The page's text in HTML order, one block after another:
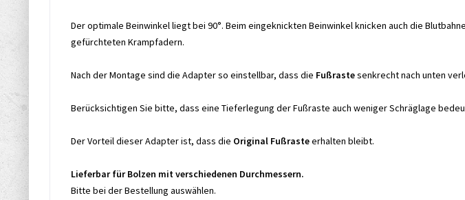
Der optimale Beinwinkel liegt bei 90°. Beim eingeknickten Beinwinkel knicken auch die
gefürchteten Krampfadern.
Nach der Montage sind die Adapter so einstellbar, dass die Fußrastesenkrecht nach unten
Berücksichtigen Sie bitte, dass eine Tieferlegung der Fußraste auch weniger Schräglage
Der Vorteil dieser Adapter ist, dass die Original Fußrasteerhalten bleibt.
Lieferbar für Bolzen mit verschiedenen Durchmessern.
Bitte bei der Bestellung auswählen.